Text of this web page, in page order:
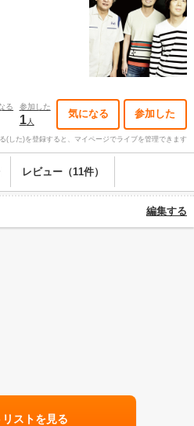
る 参加した
1人
気になる 参加した
(した)を登録すると、マイページでライブを管理できます
レビュー（11件）
編集する
ストを見る